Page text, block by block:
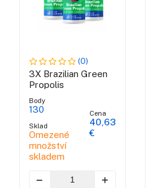
(0)
3X Brazilian Green
Propolis
Body
130
Sklad
Omezené
množství
skladem
Cena
40,63
€